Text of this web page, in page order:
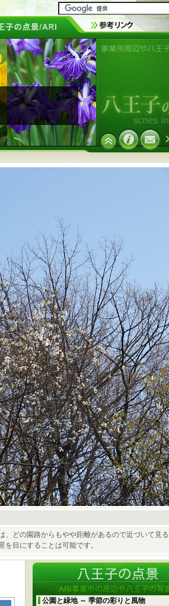
どの園路からもやや距離があるので近づいて見る
目にすることは可能です。
公園と緑地 ～ 季節の彩りと風物